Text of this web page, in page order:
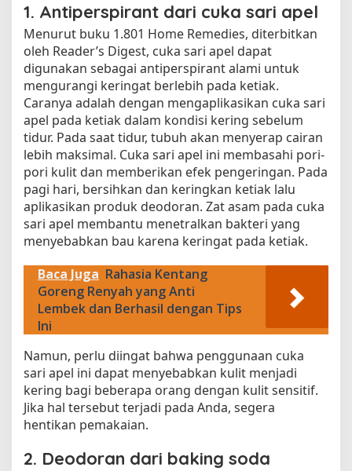
a
h
a
n
D
a
p
u
r
1. Antiperspirant dari cuka sari apel
Menurut buku 1.801 Home Remedies, diterbitkan
oleh Reader’s Digest, cuka sari apel dapat
digunakan sebagai antiperspirant alami untuk
mengurangi keringat berlebih pada ketiak.
Caranya adalah dengan mengaplikasikan cuka sari
apel pada ketiak dalam kondisi kering sebelum
tidur. Pada saat tidur, tubuh akan menyerap cairan
lebih maksimal. Cuka sari apel ini membasahi pori-
pori kulit dan memberikan efek pengeringan. Pada
pagi hari, bersihkan dan keringkan ketiak lalu
aplikasikan produk deodoran. Zat asam pada cuka
sari apel membantu menetralkan bakteri yang
menyebabkan bau karena keringat pada ketiak.
Baca Juga Rahasia Kentang
Goreng Renyah yang Anti
Lembek dan Berhasil dengan Tips
Ini
Namun, perlu diingat bahwa penggunaan cuka
sari apel ini dapat menyebabkan kulit menjadi
kering bagi beberapa orang dengan kulit sensitif.
Jika hal tersebut terjadi pada Anda, segera
hentikan pemakaian.
2. Deodoran dari baking soda